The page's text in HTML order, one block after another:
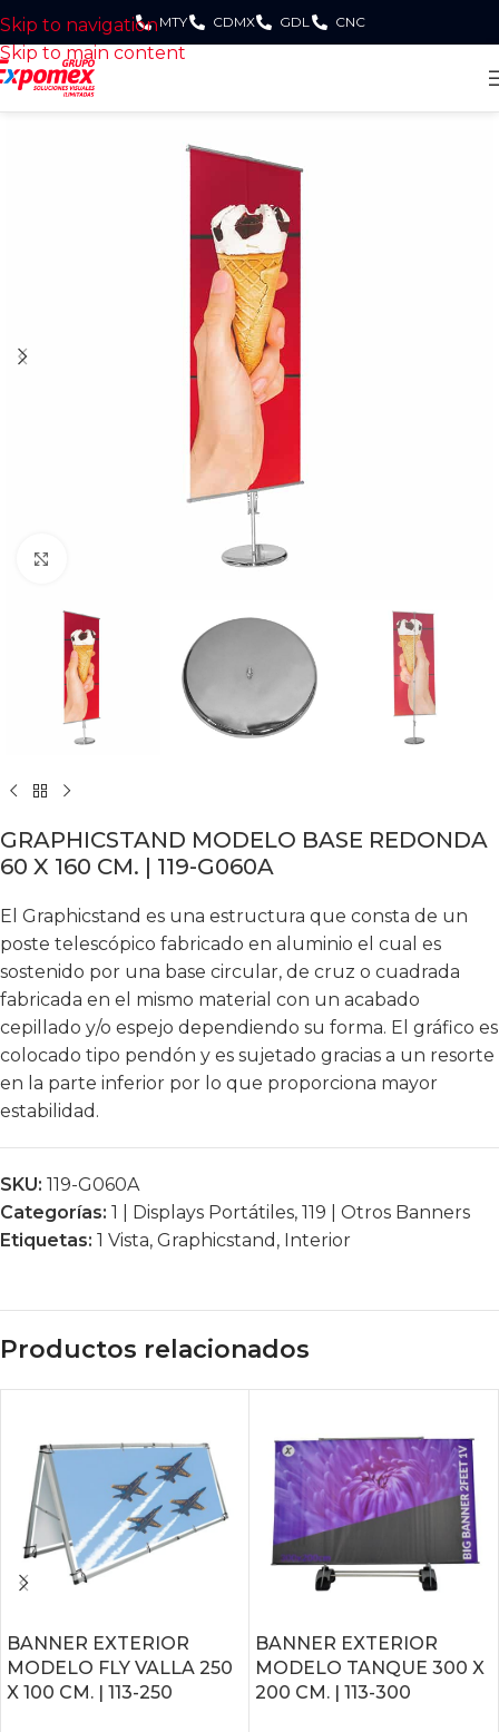
Skip to navigation
Skip to main content
MTY CDMX GDL CNC
GRAPHICSTAND MODELO BASE REDONDA
60 X 160 CM. | 119-G060A
El Graphicstand es una estructura que consta de un
poste telescópico fabricado en aluminio el cual es
sostenido por una base circular, de cruz o cuadrada
fabricada en el mismo material con un acabado
cepillado y/o espejo dependiendo su forma. El gráfico es
colocado tipo pendón y es sujetado gracias a un resorte
en la parte inferior por lo que proporciona mayor
estabilidad.
SKU: 119-G060A
Categorías: 1 | Displays Portátiles, 119 | Otros Banners
Etiquetas: 1 Vista, Graphicstand , Interior
Productos relacionados
BANNER EXTERIOR
MODELO FLY VALLA 250
X 100 CM. | 113-250
BANNER EXTERIOR
MODELO TANQUE 300 X
200 CM. | 113-300